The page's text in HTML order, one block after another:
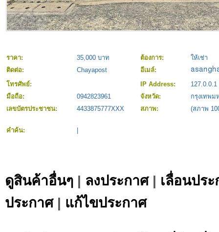
ราคา: 35,000 บาท ต้องการ:
ให้เช่า
ติดต่อ:
Chayapost
อีเมล์:
โทรศัพย์:
IP Address:
127.0.0.1
มือถือ:
0942823961 จังหวัด:
กรุงเทพม
เลขบัตรประชาชน:
4433875777XXX สภาพ: (สภาพ
คำค้น:
ดูสินค้าอื่นๆ | ลงประกาศ| เลื่อนปร
ประกาศ| แก้ไขประกาศ